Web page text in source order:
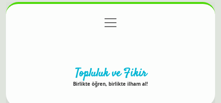
Gizlilik Politikası
menüyü
aç
Topluluk ve Fikir
Birlikte öğren, birlikte ilham al!